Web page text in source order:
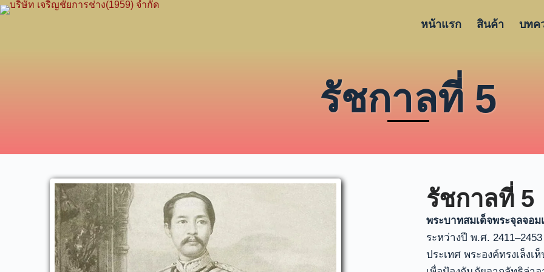
หน้าแรก สินค้า บทค
รัชกาลที่ 5
รัชกาลที่ 5
พระบาทสมเด็จพระจุลจอม
ระหว่างปี พ.ศ.
ประเทศ พระองค์ทรงเล็ง